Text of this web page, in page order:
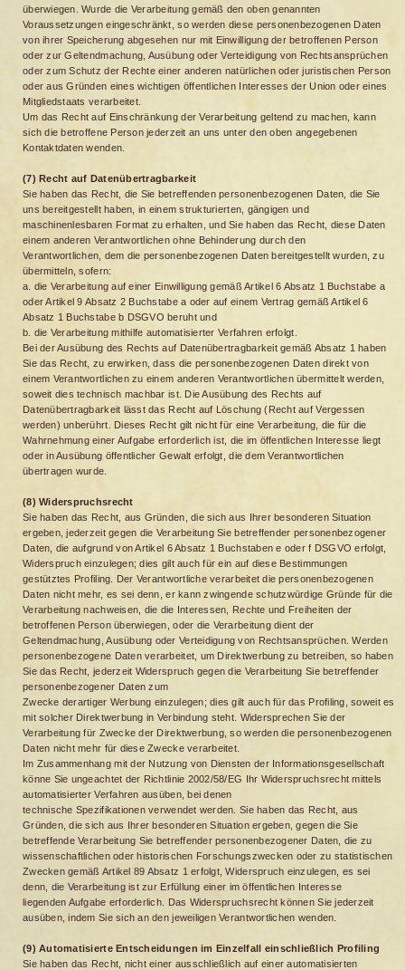
überwiegen. Wurde die Verarbeitung gemäß den oben genannten
Voraussetzungen eingeschränkt, so werden diese personenbezogenen Daten
von ihrer Speicherung abgesehen nur mit Einwilligung der betroffenen Person
oder zur Geltendmachung, Ausübung oder Verteidigung von Rechtsansprüchen
oder zum Schutz der Rechte einer anderen natürlichen oder juristischen Person
oder aus Gründen eines wichtigen öffentlichen Interesses der Union oder eines
Mitgliedstaats verarbeitet.
Um das Recht auf Einschränkung der Verarbeitung geltend zu machen, kann
sich die betroffene Person jederzeit an uns unter den oben angegebenen
Kontaktdaten wenden.
(7) Recht auf Datenübertragbarkeit
Sie haben das Recht, die Sie betreffenden personenbezogenen Daten, die Sie
uns bereitgestellt haben, in einem strukturierten, gängigen und
maschinenlesbaren Format zu erhalten, und Sie haben das Recht, diese Daten
einem anderen Verantwortlichen ohne Behinderung durch den
Verantwortlichen, dem die personenbezogenen Daten bereitgestellt wurden, zu
übermitteln, sofern:
a. die Verarbeitung auf einer Einwilligung gemäß Artikel 6 Absatz 1 Buchstabe a
oder Artikel 9 Absatz 2 Buchstabe a oder auf einem Vertrag gemäß Artikel 6
Absatz 1 Buchstabe b DSGVO beruht und
b. die Verarbeitung mithilfe automatisierter Verfahren erfolgt.
Bei der Ausübung des Rechts auf Datenübertragbarkeit gemäß Absatz 1 haben
Sie das Recht, zu erwirken, dass die personenbezogenen Daten direkt von
einem Verantwortlichen zu einem anderen Verantwortlichen übermittelt werden,
soweit dies technisch machbar ist. Die Ausübung des Rechts auf
Datenübertragbarkeit lässt das Recht auf Löschung (Recht auf Vergessen
werden) unberührt. Dieses Recht gilt nicht für eine Verarbeitung, die für die
Wahrnehmung einer Aufgabe erforderlich ist, die im öffentlichen Interesse liegt
oder in Ausübung öffentlicher Gewalt erfolgt, die dem Verantwortlichen
übertragen wurde.
(8) Widerspruchsrecht
Sie haben das Recht, aus Gründen, die sich aus Ihrer besonderen Situation
ergeben, jederzeit gegen die Verarbeitung Sie betreffender personenbezogener
Daten, die aufgrund von Artikel 6 Absatz 1 Buchstaben e oder f DSGVO erfolgt,
Widerspruch einzulegen; dies gilt auch für ein auf diese Bestimmungen
gestütztes Profiling. Der Verantwortliche verarbeitet die personenbezogenen
Daten nicht mehr, es sei denn, er kann zwingende schutzwürdige Gründe für die
Verarbeitung nachweisen, die die Interessen, Rechte und Freiheiten der
betroffenen Person überwiegen, oder die Verarbeitung dient der
Geltendmachung, Ausübung oder Verteidigung von Rechtsansprüchen. Werden
personenbezogene Daten verarbeitet, um Direktwerbung zu betreiben, so haben
Sie das Recht, jederzeit Widerspruch gegen die Verarbeitung Sie betreffender
personenbezogener Daten zum
Zwecke derartiger Werbung einzulegen; dies gilt auch für das Profiling, soweit es
mit solcher Direktwerbung in Verbindung steht. Widersprechen Sie der
Verarbeitung für Zwecke der Direktwerbung, so werden die personenbezogenen
Daten nicht mehr für diese Zwecke verarbeitet.
Im Zusammenhang mit der Nutzung von Diensten der Informationsgesellschaft
könne Sie ungeachtet der Richtlinie 2002/58/EG Ihr Widerspruchsrecht mittels
automatisierter Verfahren ausüben, bei denen
technische Spezifikationen verwendet werden. Sie haben das Recht, aus
Gründen, die sich aus Ihrer besonderen Situation ergeben, gegen die Sie
betreffende Verarbeitung Sie betreffender personenbezogener Daten, die zu
wissenschaftlichen oder historischen Forschungszwecken oder zu statistischen
Zwecken gemäß Artikel 89 Absatz 1 erfolgt, Widerspruch einzulegen, es sei
denn, die Verarbeitung ist zur Erfüllung einer im öffentlichen Interesse
liegenden Aufgabe erforderlich. Das Widerspruchsrecht können Sie jederzeit
ausüben, indem Sie sich an den jeweiligen Verantwortlichen wenden.
(9) Automatisierte Entscheidungen im Einzelfall einschließlich Profiling
Sie haben das Recht, nicht einer ausschließlich auf einer automatisierten